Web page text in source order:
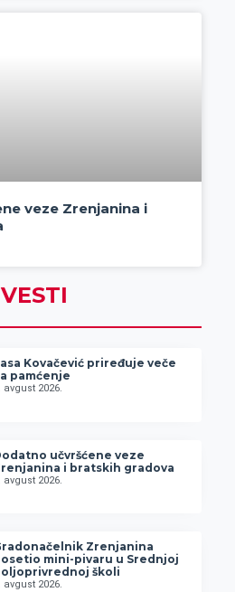
veze Zrenjanina i
Kovačević priređuje veče
pamćenje
avgust 2026.
učvršćene veze
i bratskih gradova
avgust 2026.
Zrenjanina
mini-pivaru u Srednjoj
školi
avgust 2026.